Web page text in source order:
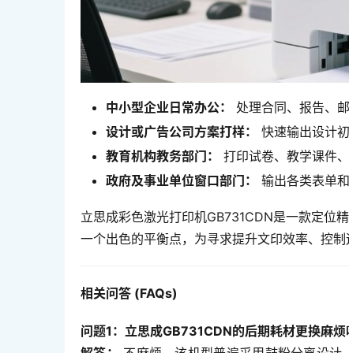
中小型企业日常办公：
处理合同、报告、
设计或广告公司方案打样：
快速输出设计
教育机构教务部门：
打印试卷、教学课件
政府及事业单位窗口部门：
输出各类表单
立思成彩色激光打印机GB731CDN是一款定位
一个出色的平衡点，为寻求提升文印效率、控
相关问答 (FAQs)
问题1：立思成GB731CDN的后期耗材更换麻烦